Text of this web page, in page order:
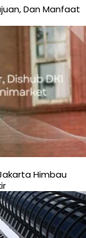
Dan Manfaat
Himbau